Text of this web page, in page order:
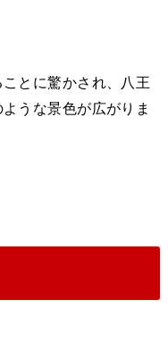
とに驚かされ、八王
うな景色が広がりま